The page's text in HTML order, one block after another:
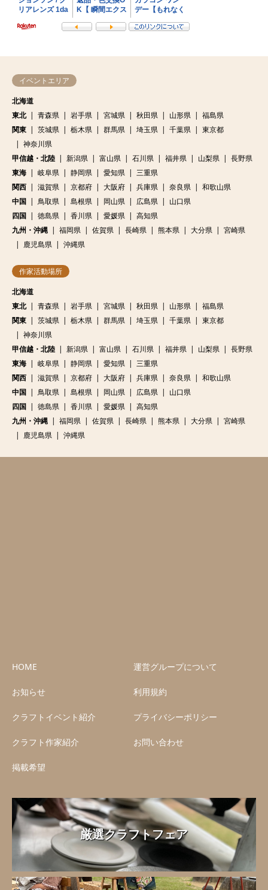
イベントエリア
北海道
東北
青森県 岩手県 宮城県 秋田県 山形県
福島県
関東
茨城県 栃木県 群馬県 埼玉県 千葉県
東京都
神奈川県
甲信越・北陸
新潟県 富山県 石川県 福井県 山梨県
長野県
東海
岐阜県 静岡県 愛知県
三重県
関西
滋賀県 京都府 大阪府 兵庫県 奈良県
和歌山県
中国
鳥取県 島根県 岡山県 広島県
山口県
四国
徳島県 香川県 愛媛県
高知県
九州・沖縄
福岡県 佐賀県 長崎県 熊本県 大分県
宮崎県
鹿児島県
沖縄県
作家活動場所
北海道
東北
青森県 岩手県 宮城県 秋田県 山形県
福島県
関東
茨城県 栃木県 群馬県 埼玉県 千葉県
東京都
神奈川県
甲信越・北陸
新潟県 富山県 石川県 福井県 山梨県
長野県
東海
岐阜県 静岡県 愛知県
三重県
関西
滋賀県 京都府 大阪府 兵庫県 奈良県
和歌山県
中国
鳥取県 島根県 岡山県 広島県
山口県
四国
徳島県 香川県 愛媛県
高知県
九州・沖縄
福岡県 佐賀県 長崎県 熊本県 大分県
宮崎県
鹿児島県
沖縄県
HOME
お知らせ
クラフトイベント紹介
クラフト作家紹介
掲載希望
運営グループについて
利用規約
プライバシーポリシー
お問い合わせ
厳選クラフトフェア